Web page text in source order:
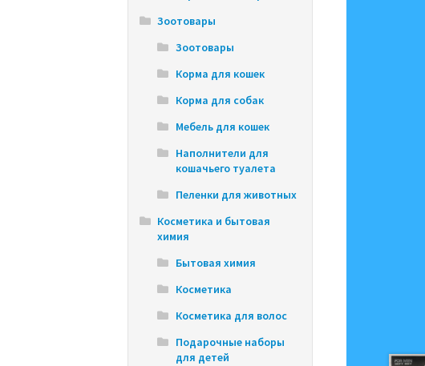
Зоотовары
Зоотовары
Корма для кошек
Корма для собак
Мебель для кошек
Наполнители для
кошачьего туалета
Пеленки для животных
Косметика и бытовая
химия
Бытовая химия
Косметика
Косметика для волос
Подарочные наборы
для детей